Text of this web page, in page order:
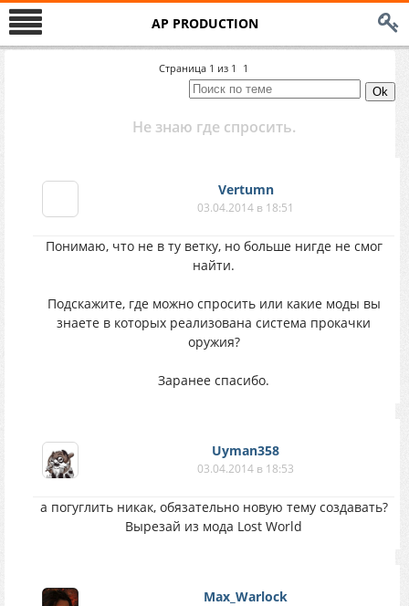
AP PRODUCTION
Страница 1 из 1 1
Не знаю где спросить.
Vertumn
03.04.2014 в 18:51
Понимаю, что не в ту ветку, но больше нигде не смог
найти.
Подскажите, где можно спросить или какие моды вы
знаете в которых реализована система прокачки
оружия?
Заранее спасибо.
Uyman358
03.04.2014 в 18:53
а погуглить никак, обязательно новую тему создавать?
Вырезай из мода Lost World
Max_Warlock